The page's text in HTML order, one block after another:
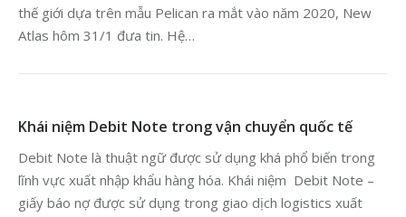
thế giới dựa trên mẫu Pelican ra mắt vào năm 2020, New
Atlas hôm 31/1 đưa tin. Hệ…
Khái niệm Debit Note trong vận chuyển quốc tế
Debit Note là thuật ngữ được sử dụng khá phổ biến trong
lĩnh vực xuất nhập khẩu hàng hóa. Khái niệm Debit Note –
giấy báo nợ được sử dụng trong giao dịch logistics xuất